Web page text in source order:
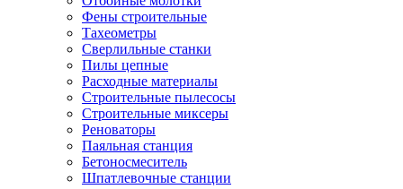
Фены строительные
Тахеометры
Сверлильные станки
Пилы цепные
Расходные материалы
Строительные пылесосы
Строительные миксеры
Реноваторы
Паяльная станция
Бетоносмеситель
Шпатлевочные станции